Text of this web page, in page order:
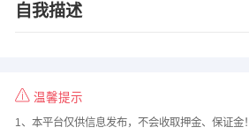
自我描述
温馨提示
1、本平台仅供信息发布，不会收取押金、保证金！